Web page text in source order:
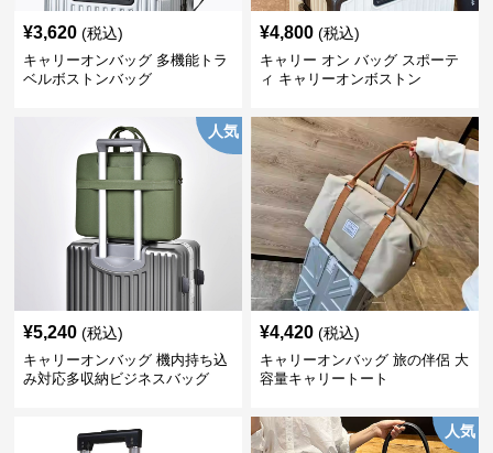
¥3,620 (税込)
キャリーオンバッグ 多機能トラ
ベルボストンバッグ
¥4,800 (税込)
キャリー オン バッグ スポーテ
ィ キャリーオンボストン
人気
¥5,240 (税込)
キャリーオンバッグ 機内持ち込
み対応多収納ビジネスバッグ
¥4,420 (税込)
キャリーオンバッグ 旅の伴侶 大
容量キャリートート
人気